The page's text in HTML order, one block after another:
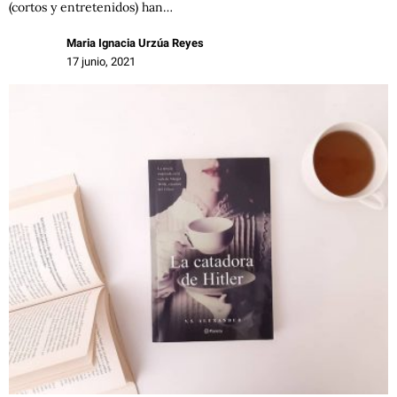
(cortos y entretenidos) han…
Maria Ignacia Urzúa Reyes
17 junio, 2021